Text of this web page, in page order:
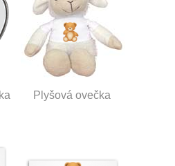
Plyšová ovečka